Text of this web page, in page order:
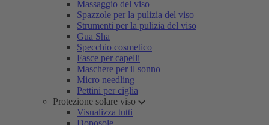
Massaggio del viso
Spazzole per la pulizia del viso
Strumenti per la pulizia del viso
Gua Sha
Specchio cosmetico
Fasce per capelli
Maschere per il sonno
Micro needling
Pettini per ciglia
Protezione solare viso
Visualizza tutti
Doposole